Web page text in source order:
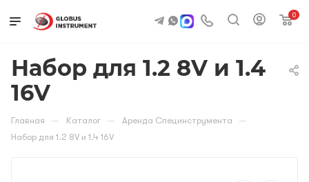
0
Набор для 1.2 8V и 1.4
16V
Главная — Каталог — Аренда Специнструмента —
Набор для 1.2 8V и 1.4 16V